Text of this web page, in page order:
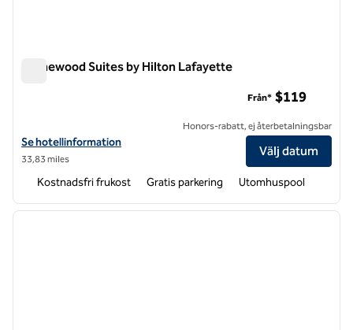
Homewood Suites by Hilton Lafayette
Visa hotelluppgifter för Homewood Suites by Hilton Lafayette
Se hotellinformation
33,83 miles
Från* $119
Honors-rabatt, ej återbetalningsbar
Välj datum
Kostnadsfri frukost Gratis parkering Utomhuspool
1 av 12
nästa